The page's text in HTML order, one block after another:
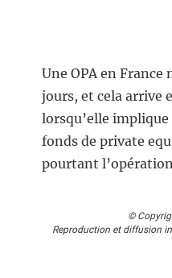
Une OPA en France
jours, et cela arrive
lorsqu’elle
fonds de private
pourtant
©
Reproduction et diffusion